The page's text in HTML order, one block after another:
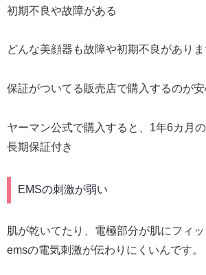
初期不良や故障がある
どんな美顔器も故障や初期不良がありま
保証がついてる販売店で購入するのが安
ヤーマン公式で購入すると、1年6カ月の
長期保証付き
EMSの刺激が弱い
肌が乾いてたり、電極部分が肌にフィ
emsの電気刺激が伝わりにくいんです。